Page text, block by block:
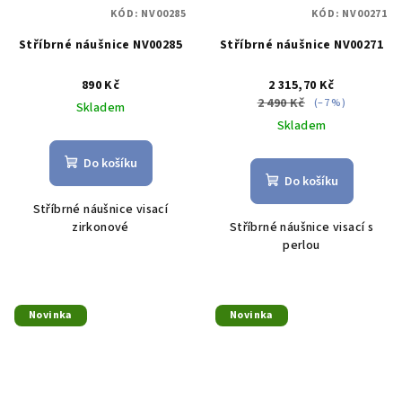
Stříbrné náušnice NV00285
890 Kč
Skladem
Do košíku
Stříbrné náušnice visací
zirkonové
KÓD: NV00285
Stříbrné náušnice NV00271
2 315,70 Kč
2 490 Kč (–7 %)
Skladem
Do košíku
Stříbrné náušnice visací s
perlou
KÓD: NV00271
Novinka Novinka